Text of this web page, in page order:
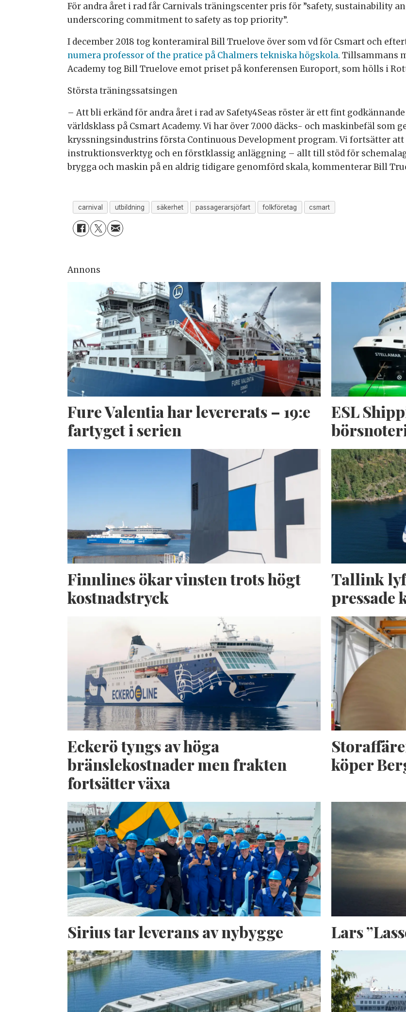
För andra året i rad får Carnivals träningscenter pris för ”safety, sustainability
underscoring commitment to safety as top priority”.
I december 2018 tog konteramiral Bill Truelove över som vd för Csmart och
numera professor of the pratice på Chalmers tekniska högskola. Tillsammans
Academy tog Bill Truelove emot priset på konferensen Europort, som hölls i
Största träningssatsingen
– Att bli erkänd för andra året i rad av Safety4Seas röster är ett fint
världsklass på Csmart Academy. Vi har över 7.000 däcks- och maskinbefäl
kryssningsindustrins första Continuous Development program. Vi fortsätter
instruktionsverktyg och en förstklassig anläggning – allt till stöd för
brygga och maskin på en aldrig tidigare genomförd skala, kommenterar Bill
carnival utbildning säkerhet passagerarsjöfart folkföretag csmart
Annons
Fure Valentia har levererats – 19:e
fartyget i serien
ESL
Finnlines ökar vinsten trots högt
kostnadstryck
Tallink
pressade
Eckerö tyngs av höga
bränslekostnader men frakten
fortsätter växa
köper
Sirius tar leverans av nybygge Lars